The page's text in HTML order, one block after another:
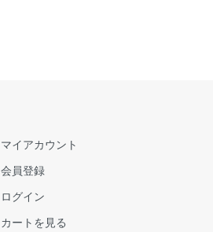
マイアカウント
会員登録
ログイン
カートを見る